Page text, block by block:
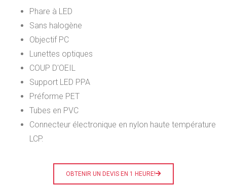
Phare à LED
Sans halogène
Objectif PC
Lunettes optiques
COUP D'OEIL
Support LED PPA
Préforme PET
Tubes en PVC
Connecteur électronique en nylon haute température
LCP.
OBTENIR UN DEVIS EN 1 HEURE!